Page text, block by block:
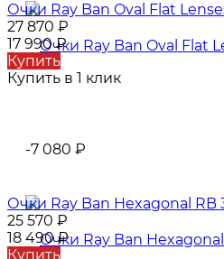
Очки Ray Ban Oval Flat
27 870 ₽
17 990₽
Купить
Купить в 1 клик
-7 080 ₽
Очки Ray Ban Hexagonal RB
25 570 ₽
18 490₽
Купить